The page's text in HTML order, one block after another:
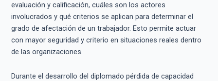
evaluación y calificación, cuáles son los actores
involucrados y qué criterios se aplican para determinar el
grado de afectación de un trabajador. Esto permite actuar
con mayor seguridad y criterio en situaciones reales dentro
de las organizaciones.
Durante el desarrollo del diplomado pérdida de capacidad